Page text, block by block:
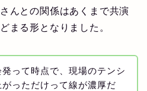
んとの関係はあくまで共演
まる形となりました。
って時点で、現場のテンシ
がっただけって線が濃厚だ